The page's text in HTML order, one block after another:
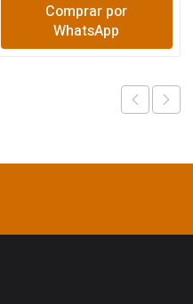
Comprar por
WhatsApp